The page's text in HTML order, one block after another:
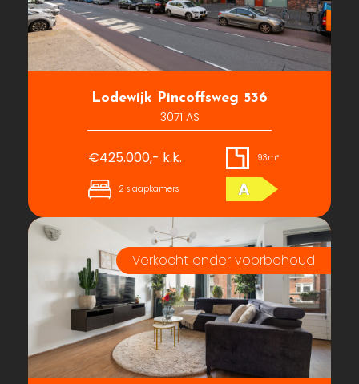
Lodewijk Pincoffsweg 536
3071 AS
€425.000,- k.k. 93m²
2 slaapkamers A